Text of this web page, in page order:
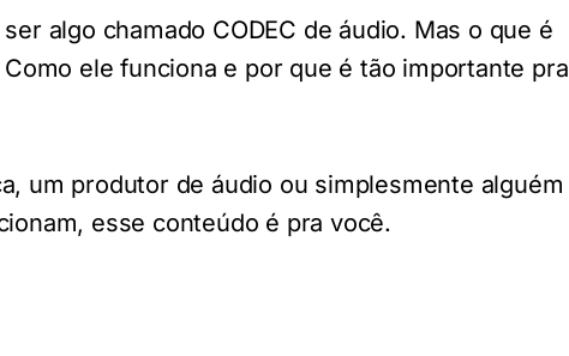
algo chamado CODEC de áudio. Mas o que é
ele funciona e por que é tão importante pra
um produtor de áudio ou simplesmente alguém
esse conteúdo é pra você.